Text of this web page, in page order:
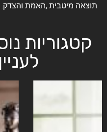
תוצאה מיטבית ,האמת
קטגוריות